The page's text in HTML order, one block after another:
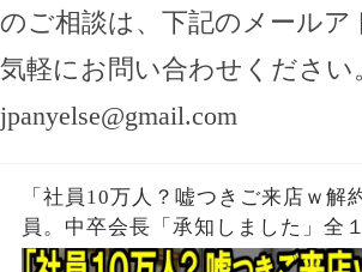
のご相談は、下記のメールア
気軽にお問い合わせください
jpanyelse@gmail.com
「社員10万人？嘘つきご来店ｗ解
員。中卒会長「承知しました」全
し支店が閉鎖